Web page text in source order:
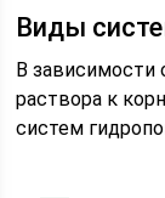
Виды
В зависимости
раствора к
систем